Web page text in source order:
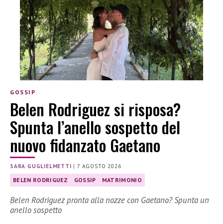
GOSSIP
Belen Rodriguez si risposa?
Spunta l’anello sospetto del
nuovo fidanzato Gaetano
SARA GUGLIELMETTI |7 AGOSTO 2026
BELEN RODRIGUEZ GOSSIP MATRIMONIO
Belen Rodriguez pronta alla nozze con Gaetano? Spunta un
anello sospetto